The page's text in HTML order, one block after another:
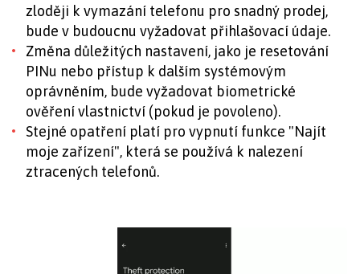
zloději k vymazání telefonu pro snadný prodej,
bude v budoucnu vyžadovat přihlašovací údaje.
Změna důležitých nastavení, jako je resetování
PINu nebo přístup k dalším systémovým
oprávněním, bude vyžadovat biometrické
ověření vlastnictví (pokud je povoleno).
Stejné opatření platí pro vypnutí funkce "Najít
moje zařízení", která se používá k nalezení
ztracených telefonů.